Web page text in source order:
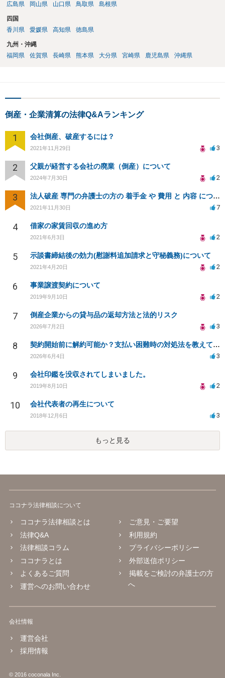
広島県
岡山県 山口県 鳥取県 島根県
四国
香川県
愛媛県 高知県 徳島県
九州・沖縄
福岡県
佐賀県 長崎県 熊本県 大分県 宮崎県 鹿児島県 沖縄県
倒産・企業清算の法律Q&Aランキング
1 会社倒産、破産するには？
2021年11月29日 3
2 父親が経営する会社の廃業（倒産）について
2024年7月30日 2
3 法人破産 専門の弁護士の方の 着手金 や 費用 と 内容 について教えてください
2021年11月30日 7
4 借家の家賃回収の進め方
2021年6月3日 2
5 示談書締結後の効力(慰謝料追加請求と守秘義務)について
2021年4月20日 2
6 事業譲渡契約について
2019年9月10日 2
7 倒産企業からの貸与品の返却方法と法的リスク
2026年7月2日 3
8 契約開始前に解約可能か？支払い困難時の対処法を教えて頂きたいです。
2026年6月4日 3
9 会社印鑑を没収されてしまいました。
2019年8月10日 2
10 会社代表者の再生について
2018年12月6日 3
もっと見る
ココナラ法律相談について
ココナラ法律相談とは
法律Q&A
法律相談コラム
ココナラとは
よくあるご質問
運営へのお問い合わせ
ご意見・ご要望
利用規約
プライバシーポリシー
外部送信ポリシー
掲載をご検討の弁護士の方
へ
会社情報
運営会社
採用情報
© 2016 coconala Inc.